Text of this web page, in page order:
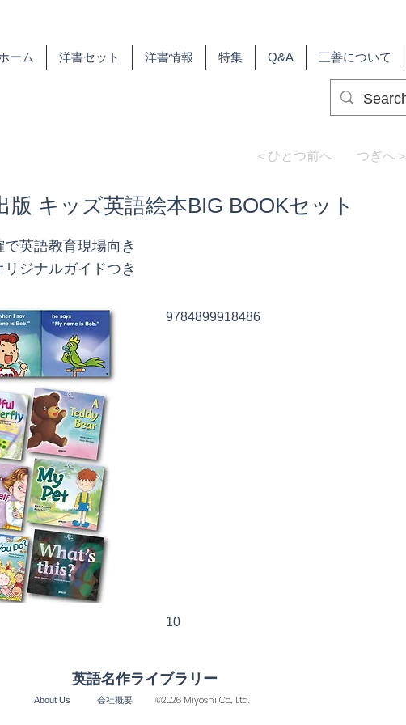
ーム 洋書セット 洋書情報 特集 Q&A 三善について
＜ひとつ前へ つぎへ＞
版 キッズ英語絵本BIG BOOKセット
英語教育現場向き
ジナルガイドつき
9784899918486
10
英語名作ライブラリー
©2026 Miyoshi Co., Ltd.
​About Us 会社概要